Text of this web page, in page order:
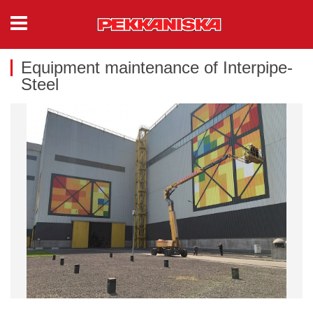
Equipment maintenance of Interpipe-
Steel